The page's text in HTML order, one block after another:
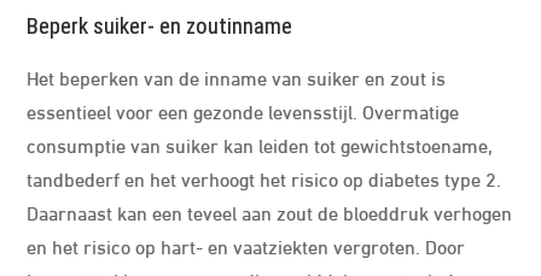
Beperk suiker- en zoutinname
Het beperken van de inname van suiker en zout is
essentieel voor een gezonde levensstijl. Overmatige
consumptie van suiker kan leiden tot gewichtstoename,
tandbederf en het verhoogt het risico op diabetes type 2.
Daarnaast kan een teveel aan zout de bloeddruk verhogen
en het risico op hart- en vaatziekten vergroten. Door